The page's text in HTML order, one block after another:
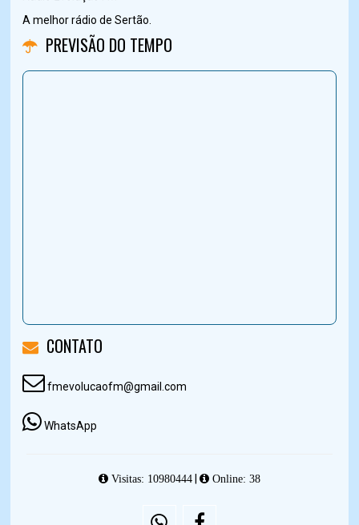
A melhor rádio de Sertão.
PREVISÃO DO TEMPO
CONTATO
fmevolucaofm@gmail.com
WhatsApp
Visitas: 10980444| Online: 38